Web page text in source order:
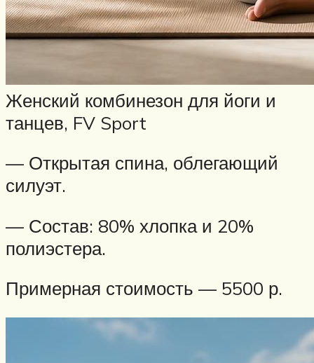
Женский комбинезон для йоги и
танцев, FV Sport
— Открытая спина, облегающий
силуэт.
— Состав: 80% хлопка и 20%
полиэстера.
Примерная стоимость — 5500 р.